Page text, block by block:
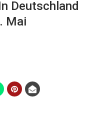
Deutschland
Mai